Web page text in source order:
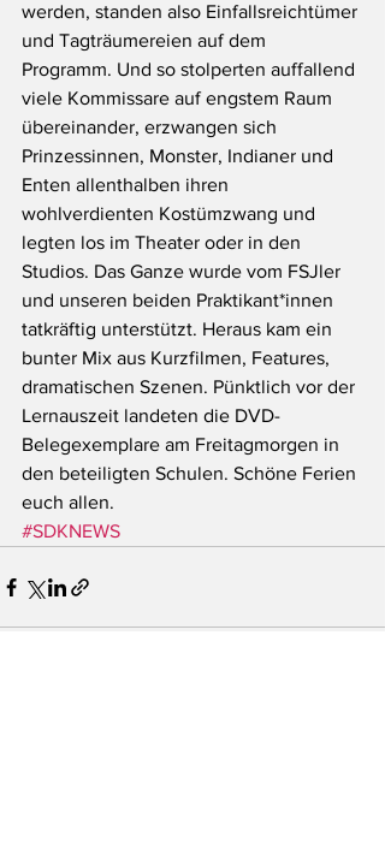
werden, standen also Einfallsreichtümer
und Tagträumereien auf dem
Programm. Und so stolperten auffallend
viele Kommissare auf engstem Raum
übereinander, erzwangen sich
Prinzessinnen, Monster, Indianer und
Enten allenthalben ihren
wohlverdienten Kostümzwang und
legten los im Theater oder in den
Studios. Das Ganze wurde vom FSJler
und unseren beiden Praktikant*innen
tatkräftig unterstützt. Heraus kam ein
bunter Mix aus Kurzfilmen, Features,
dramatischen Szenen. Pünktlich vor der
Lernauszeit landeten die DVD-
Belegexemplare am Freitagmorgen in
den beteiligten Schulen. Schöne Ferien
euch allen.
#SDKNEWS